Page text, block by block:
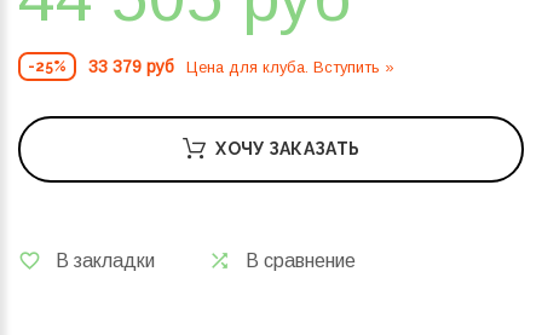
-25% 33 379 руб Цена для клуба. Вступить »
ХОЧУ ЗАКАЗАТЬ
В закладки В сравнение